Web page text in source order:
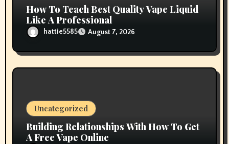
How To Teach Best Quality Vape Liquid
Like A Professional
hattie5585 August 7, 2026
Uncategorized
Building Relationships With How To Get
A Free Vape Online